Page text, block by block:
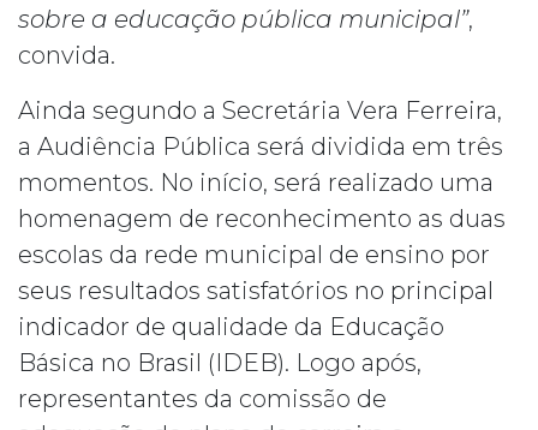
sobre a educação pública municipal”,
convida.
Ainda segundo a Secretária Vera Ferreira,
a Audiência Pública será dividida em três
momentos. No início, será realizado uma
homenagem de reconhecimento as duas
escolas da rede municipal de ensino por
seus resultados satisfatórios no principal
indicador de qualidade da Educação
Básica no Brasil (IDEB). Logo após,
representantes da comissão de